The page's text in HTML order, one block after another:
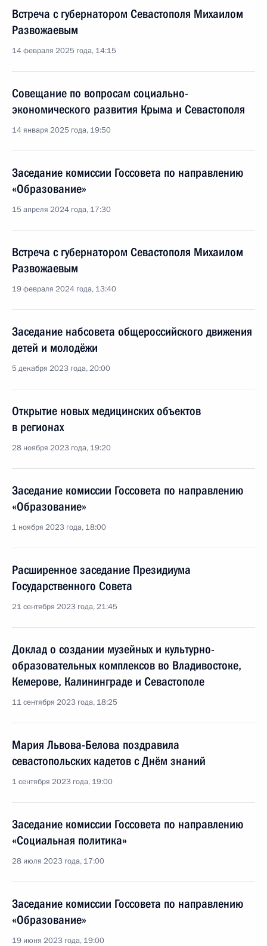
Встреча с губернатором Севастополя Михаилом
Развожаевым
14 февраля 2025 года, 14:15
Совещание по вопросам социально-
экономического развития Крыма и Севастополя
14 января 2025 года, 19:50
Заседание комиссии Госсовета по направлению
«Образование»
15 апреля 2024 года, 17:30
Встреча с губернатором Севастополя Михаилом
Развожаевым
19 февраля 2024 года, 13:40
Заседание набсовета общероссийского движения
детей и молодёжи
5 декабря 2023 года, 20:00
Открытие новых медицинских объектов
в регионах
28 ноября 2023 года, 19:20
Заседание комиссии Госсовета по направлению
«Образование»
1 ноября 2023 года, 18:00
Расширенное заседание Президиума
Государственного Совета
21 сентября 2023 года, 21:45
Доклад о создании музейных и культурно-
образовательных комплексов во Владивостоке,
Кемерове, Калининграде и Севастополе
11 сентября 2023 года, 18:25
Мария Львова-Белова поздравила
севастопольских кадетов с Днём знаний
1 сентября 2023 года, 19:00
Заседание комиссии Госсовета по направлению
«Социальная политика»
28 июля 2023 года, 17:00
Заседание комиссии Госсовета по направлению
«Образование»
19 июня 2023 года, 19:00